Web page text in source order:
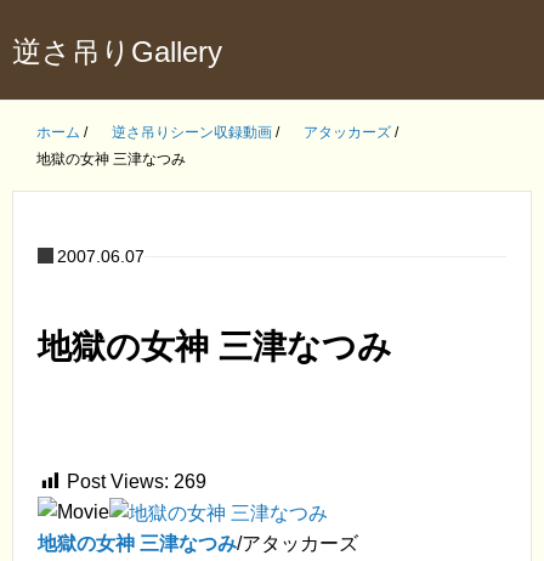
逆さ吊りGallery
ホーム / 逆さ吊りシーン収録動画 / アタッカーズ /
地獄の女神 三津なつみ
2007.06.07
地獄の女神 三津なつみ
Post Views: 269
地獄の女神 三津なつみ/アタッカーズ